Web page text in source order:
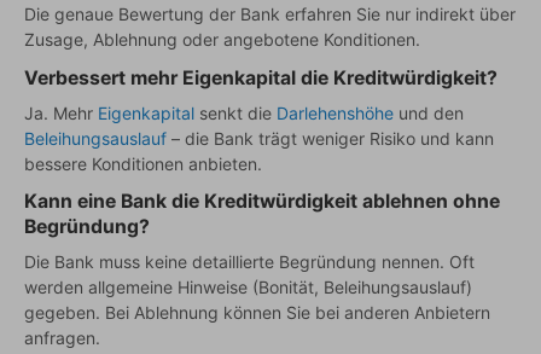
Die genaue Bewertung der Bank erfahren Sie nur indirekt über
Zusage, Ablehnung oder angebotene Konditionen.
Verbessert mehr Eigenkapital die Kreditwürdigkeit?
Ja. Mehr Eigenkapital senkt die Darlehenshöhe und den
Beleihungsauslauf – die Bank trägt weniger Risiko und kann
bessere Konditionen anbieten.
Kann eine Bank die Kreditwürdigkeit ablehnen ohne
Begründung?
Die Bank muss keine detaillierte Begründung nennen. Oft
werden allgemeine Hinweise (Bonität, Beleihungsauslauf)
gegeben. Bei Ablehnung können Sie bei anderen Anbietern
anfragen.